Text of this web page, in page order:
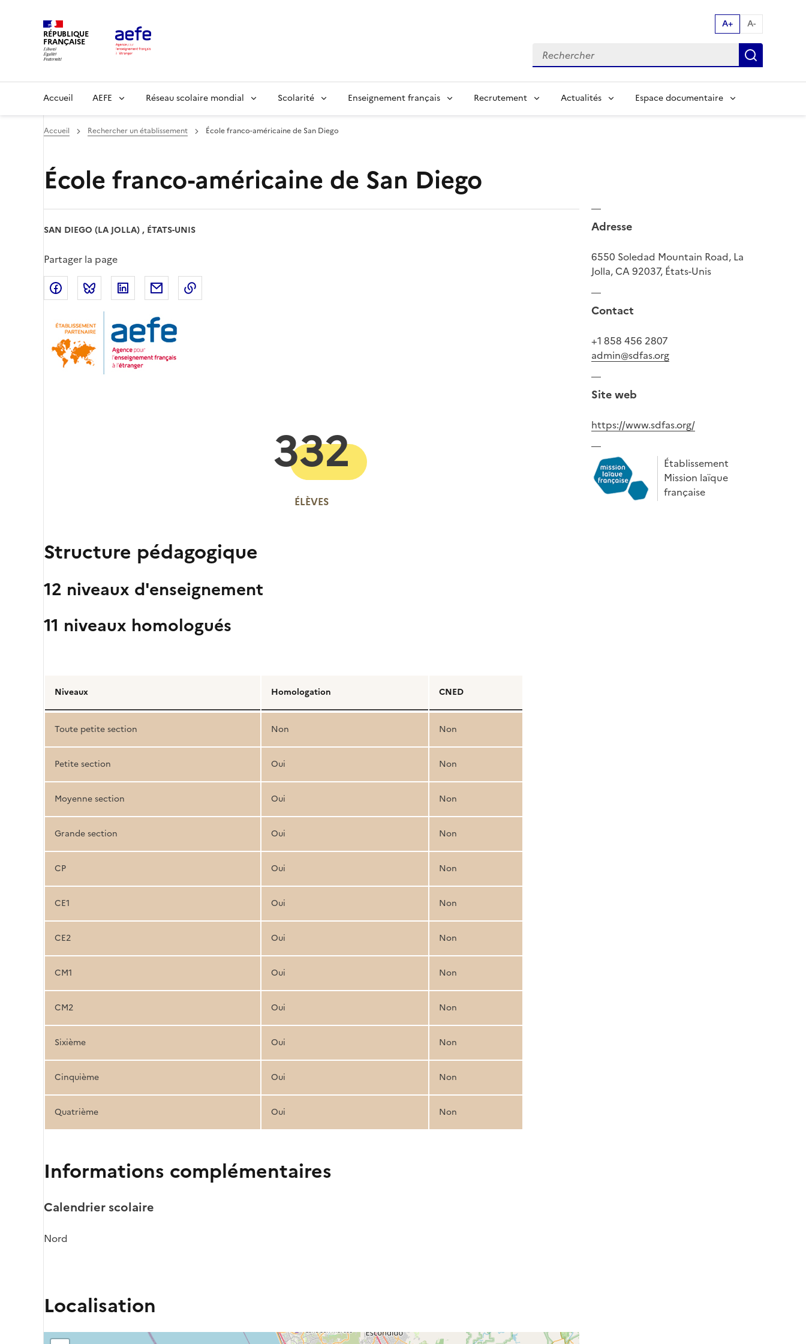
RÉPUBLIQUE
FRANÇAISE
A+ A-
Recherche par mot clés:
Main
navigation
Accueil AEFE Réseau scolaire mondial Scolarité Enseignement français Recrutement Actualités Espace documentaire
Accueil Rechercher un établissement École franco-américaine de San Diego
École franco-américaine de San Diego
SAN DIEGO (LA JOLLA) , ÉTATS-UNIS
Partager la page
Partager sur Facebook
Partager sur Bluesky
Partager sur LinkedIn
Partager par email
ÉLÈVES
332
Structure pédagogique
12 niveaux d'enseignement
11 niveaux homologués
de
la
structure
pédagogique
Niveaux Homologation CNED
Toute petite section Non Non
Petite section Oui Non
Moyenne section Oui Non
Grande section Oui Non
CP Oui Non
CE1 Oui Non
CE2 Oui Non
CM1 Oui Non
CM2 Oui Non
Sixième Oui Non
Cinquième Oui Non
Quatrième Oui Non
Informations complémentaires
Calendrier scolaire
Nord
Localisation
Adresse
6550 Soledad Mountain Road, La
Jolla, CA 92037, États-Unis
Contact
+1 858 456 2807
admin@sdfas.org
Site web
https://www.sdfas.org/
Établissement
Mission laïque
française